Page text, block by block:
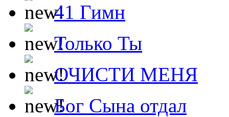
41 Гимн
Только Ты
ОЧИСТИ МЕНЯ
Бог Сына отдал